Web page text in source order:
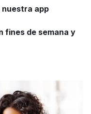
nuestra app
fines de semana y